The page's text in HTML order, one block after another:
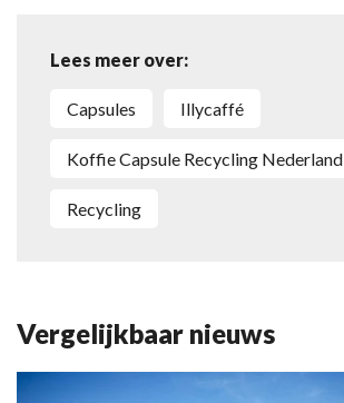
Lees meer over:
capsules Illycaffé
Koffie Capsule Recycling Nederland
recycling
Vergelijkbaar nieuws